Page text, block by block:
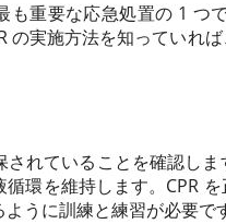
も重要な応急処置の 1 つ
の実施方法を知っていれ
されていることを確認し
環を維持します。CPR
うに訓練と練習が必要で